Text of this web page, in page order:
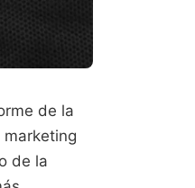
de la
de la